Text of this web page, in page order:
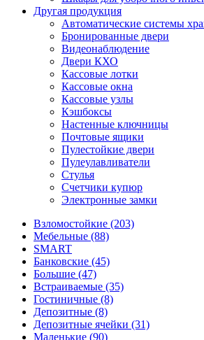
Другая продукция
Автоматические системы
Бронированные двери
Видеонаблюдение
Двери КХО
Кассовые лотки
Кассовые окна
Кассовые узлы
Кэшбоксы
Настенные ключницы
Почтовые ящики
Пулестойкие двери
Пулеулавливатели
Стулья
Счетчики купюр
Электронные замки
Взломостойкие (203)
Мебельные (88)
SMART
Банковские (45)
Большие (47)
Встраиваемые (35)
Гостиничные (8)
Депозитные (8)
Депозитные ячейки (31)
Маленькие (90)